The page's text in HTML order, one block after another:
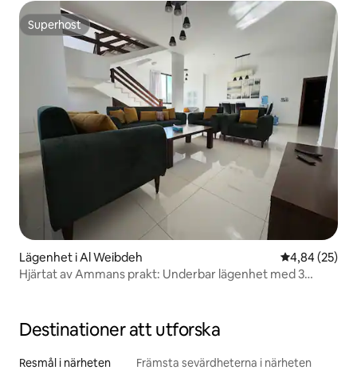
Superhost
Superhost
Lägenhet i Al Weibdeh 4,84 av 5 i
4,84 (25)
Hjärtat av Ammans prakt: Underbar lägenhet med 3
Destinationer att utforska
Resmål i närheten Främsta sevärdheterna i närheten